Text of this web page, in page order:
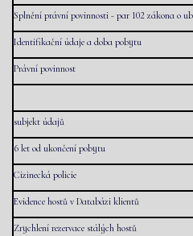
Splnění právní povinnosti - par 102 zákona o
Identifikační údaje a doba pobytu
Právní povinnost
subjekt údajů
6 let od ukončení pobytu
Cizinecká policie
Evidence hostů v Databázi klientů
Zrychlení rezervace stálých hostů